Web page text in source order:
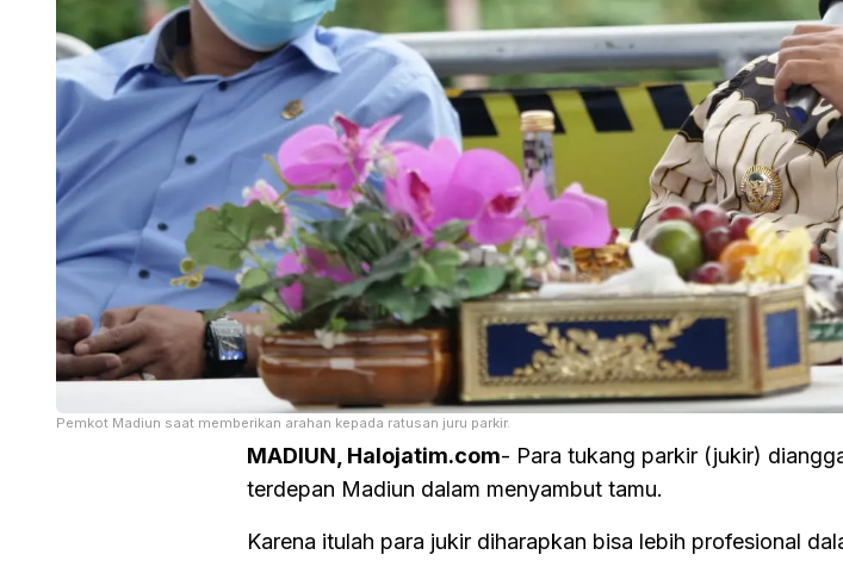
Pemkot Madiun saat memberikan arahan kepada ratusan juru parkir.
MADIUN, Halojatim.com- Para tukang parkir (jukir)
terdepan Madiun dalam menyambut tamu.
Karena itulah para jukir diharapkan bisa lebih profesional